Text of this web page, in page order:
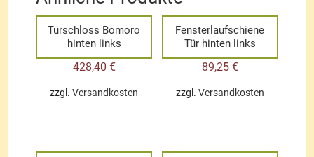
Türschloss Bomoro
hinten links
428,40 €
zzgl.Versandkosten
Fensterlaufschiene
Tür hinten links
89,25 €
zzgl. Versandkosten